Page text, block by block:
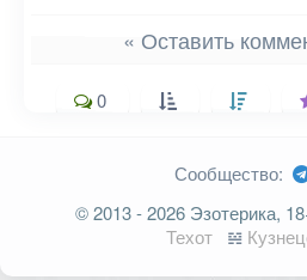
« Оставить
Ваш адрес email не
опубликован.
0
Сообщество:
© 2013 - 2026 Эзотерика,
Техот
𝌴